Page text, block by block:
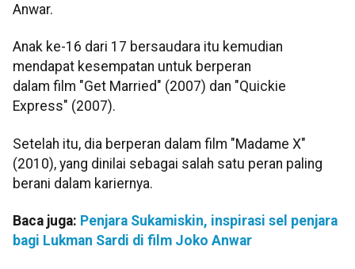
Anwar.
Anak ke-16 dari 17 bersaudara itu kemudian
mendapat kesempatan untuk berperan
dalam film "Get Married" (2007) dan "Quickie
Express" (2007).
Setelah itu, dia berperan dalam film "Madame X"
(2010), yang dinilai sebagai salah satu peran paling
berani dalam kariernya.
Baca juga: Penjara Sukamiskin, inspirasi sel penjara
bagi Lukman Sardi di film Joko Anwar